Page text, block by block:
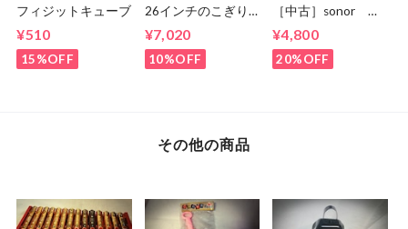
フィジットキューブ
¥510
15%OFF
26インチのこぎり
¥7,020
10%OFF
［中古］sonor グ
NG11 箱 状態
良
¥4,800
20%OFF
その他の商品